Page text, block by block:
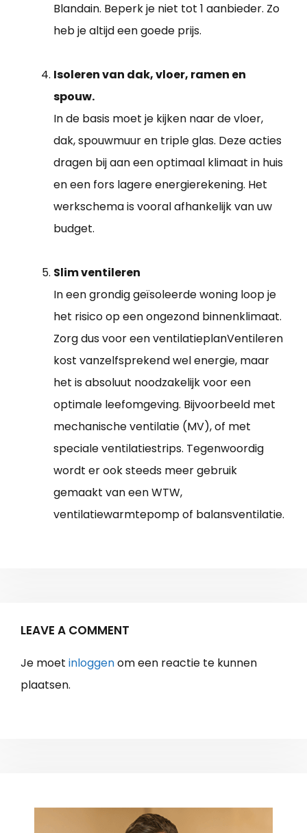
Blandain. Beperk je niet tot 1 aanbieder. Zo
heb je altijd een goede prijs.
Isoleren van dak, vloer, ramen en
spouw.
In de basis moet je kijken naar de vloer,
dak, spouwmuur en triple glas. Deze acties
dragen bij aan een optimaal klimaat in huis
en een fors lagere energierekening. Het
werkschema is vooral afhankelijk van uw
budget.
Slim ventileren
In een grondig geïsoleerde woning loop je
het risico op een ongezond binnenklimaat.
Zorg dus voor een ventilatieplanVentileren
kost vanzelfsprekend wel energie, maar
het is absoluut noodzakelijk voor een
optimale leefomgeving. Bijvoorbeeld met
mechanische ventilatie (MV), of met
speciale ventilatiestrips. Tegenwoordig
wordt er ook steeds meer gebruik
gemaakt van een WTW,
ventilatiewarmtepomp of balansventilatie.
LEAVE A COMMENT
Je moet inloggenom een reactie te kunnen
plaatsen.